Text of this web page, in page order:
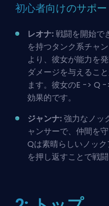
初心者向けのサポ
レオナ:戦闘を開始で
を持つタンク系チャ
より、彼女が能力を
ダメージを与えるこ
ます。彼女のE -> Q
効果的です。
ジャンナ:強力なノッ
ャンサーで、仲間を
Qは素晴らしいノッ
を押し返すことで戦